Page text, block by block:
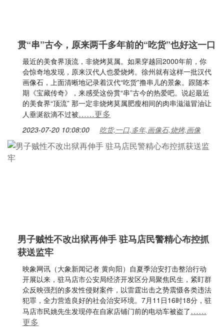
贯“串”古今，原来两千多年前的“吃货”也好这一口
最近的美食界顶流，非烧烤莫属。如果穿越回2000年前，你
会惊奇地发现，原来汉代人也爱烧烤。徐州就有这样一批汉代
画像石，上面清晰地记录着汉代“吃货”撸串儿的景象。跟随本
期《宝藏传奇》，来感受这份贯“串”古今的热爱吧。说起最近
的美食界“顶流” 那一定非烧烤莫属肥瘦相间的肉串滋滋冒油让
人垂涎欲滴不过被……更多
2023-07-20 10:08:00 吃货,一口,多年,画像石,烧烤,画像
男子贼性不改出狱再伸手 驻马店民警精心布控抓
获送监牢
映象网讯（大象新闻记者 黄向阳）自夏季治安打击整治行动
开展以来，驻马店市公安局经济开发区分局聚焦民生，紧盯群
众反映强烈的多发性侵财案件，以雷霆出击之势震慑各类违法
犯罪，全力营造良好的社会治安环境。7月11日16时18分，驻
马店市民姚先生发现停在自家店铺门前的电动车被盗了……
更多